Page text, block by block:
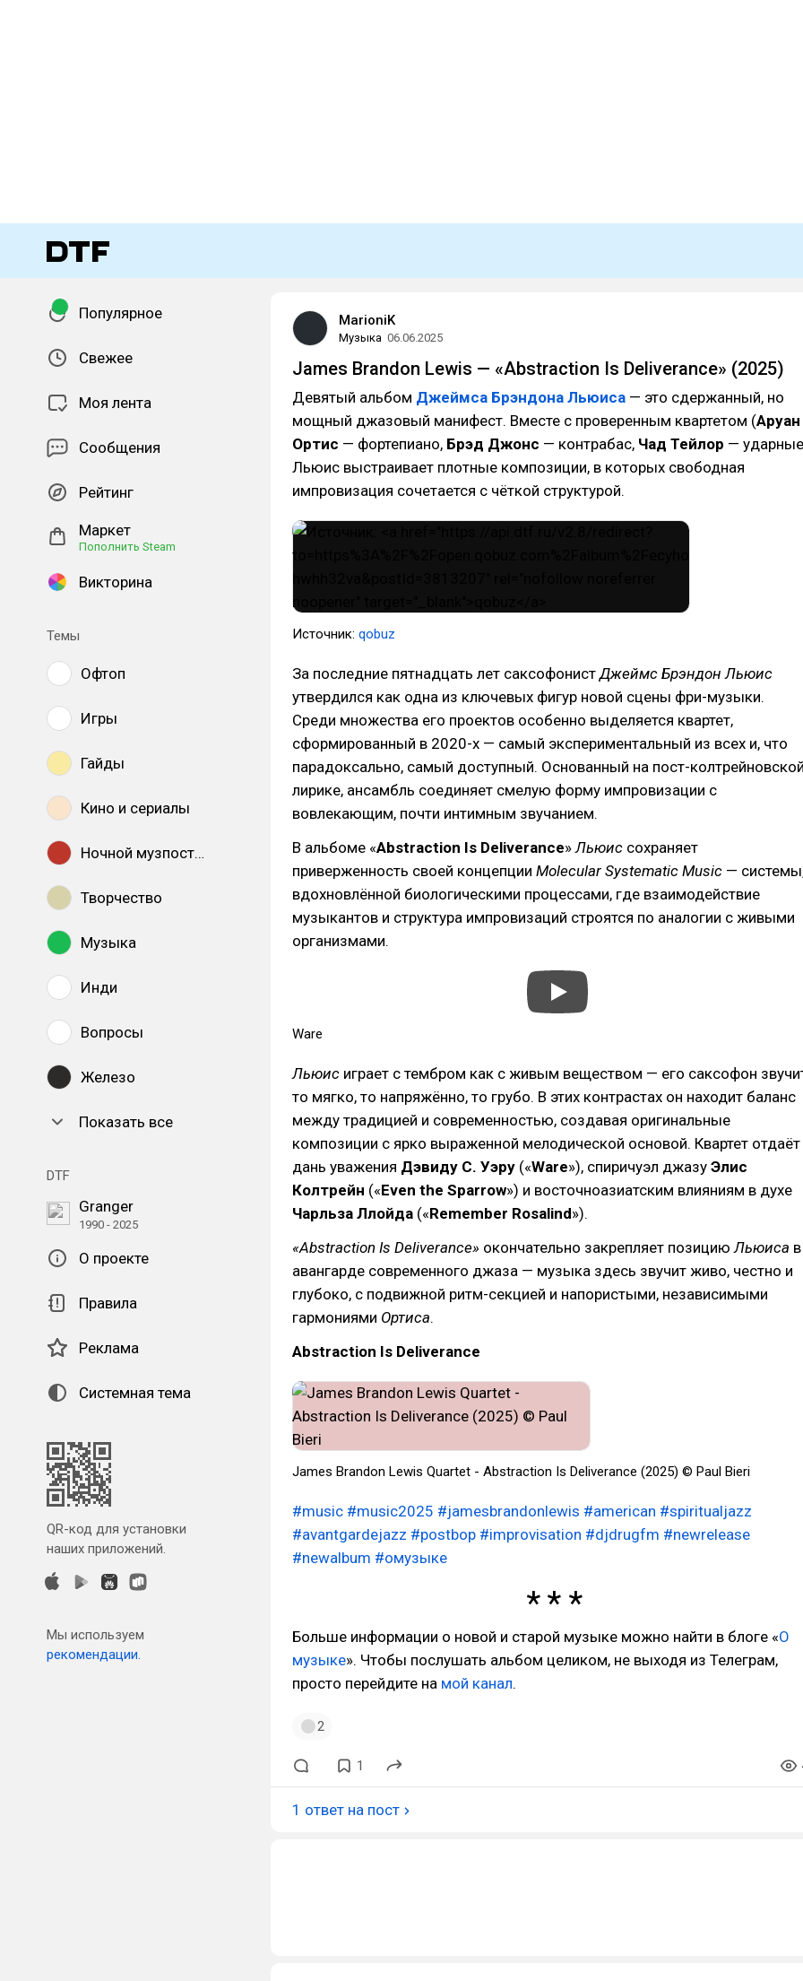
Популярное
Свежее
Моя лента
Сообщения
Рейтинг
Маркет
Пополнить Steam
Викторина
Темы
Офтоп
Игры
Гайды
Кино и сериалы
Ночной музпостинг
Творчество
Музыка
Инди
Вопросы
Железо
Показать все
DTF
Granger
1990 - 2025
О проекте
Правила
Реклама
Системная тема
QR-код для установки
наших приложений.
Мы используем
рекомендации.
MarioniK
Музыка 06.06.2025
James Brandon Lewis — «Abstraction Is Deliverance» (2025)
Девятый альбом Джеймса Брэндона Льюиса — это сдержанный, но
мощный джазовый манифест. Вместе с проверенным квартетом (Аруан
Ортис — фортепиано, Брэд Джонс — контрабас, Чад Тейлор —
Льюис выстраивает плотные композиции, в которых свободная
импровизация сочетается с чёткой структурой.
Источник: qobuz
За последние пятнадцать лет саксофонистДжеймс Брэндон Льюис
утвердился как одна из ключевых фигур новой сцены фри-музыки.
Среди множества его проектов особенно выделяется квартет,
сформированный в 2020-х — самый экспериментальный из всех и, что
парадоксально, самый доступный. Основанный на пост-
лирике, ансамбль соединяет смелую форму импровизации с
вовлекающим, почти интимным звучанием.
В альбоме «Abstraction Is Deliverance»Льюис сохраняет
приверженность своей концепции Molecular Systematic Music —
вдохновлённой биологическими процессами, где взаимодействие
музыкантов и структура импровизаций строятся по аналогии с живыми
организмами.
Ware
Льюис играет с тембром как с живым веществом — его саксофон
то мягко, то напряжённо, то грубо. В этих контрастах он находит баланс
между традицией и современностью, создавая оригинальные
композиции с ярко выраженной мелодической основой. Квартет отдаёт
дань уважения Дэвиду С. Уэру («Ware»), спиричуэл джазу Элис
Колтрейн («Even the Sparrow») и восточноазиатским влияниям в духе
Чарльза Ллойда («Remember Rosalind»).
«Abstraction Is Deliverance» окончательно закрепляет позициюЛьюиса в
авангарде современного джаза — музыка здесь звучит живо, честно и
глубоко, с подвижной ритм-секцией и напористыми, независимыми
гармониями Ортиса.
Abstraction Is Deliverance
James Brandon Lewis Quartet - Abstraction Is Deliverance (2025) © Paul Bieri
#music #music2025 #jamesbrandonlewis #american #spiritualjazz
#avantgardejazz #postbop #improvisation #djdrugfm #newrelease
#newalbum #омузыке
Больше информации о новой и старой музыке можно найти в блоге «О
музыке». Чтобы послушать альбом целиком, не выходя из Телеграм,
просто перейдите на мой канал.
2
1
1 ответ на пост